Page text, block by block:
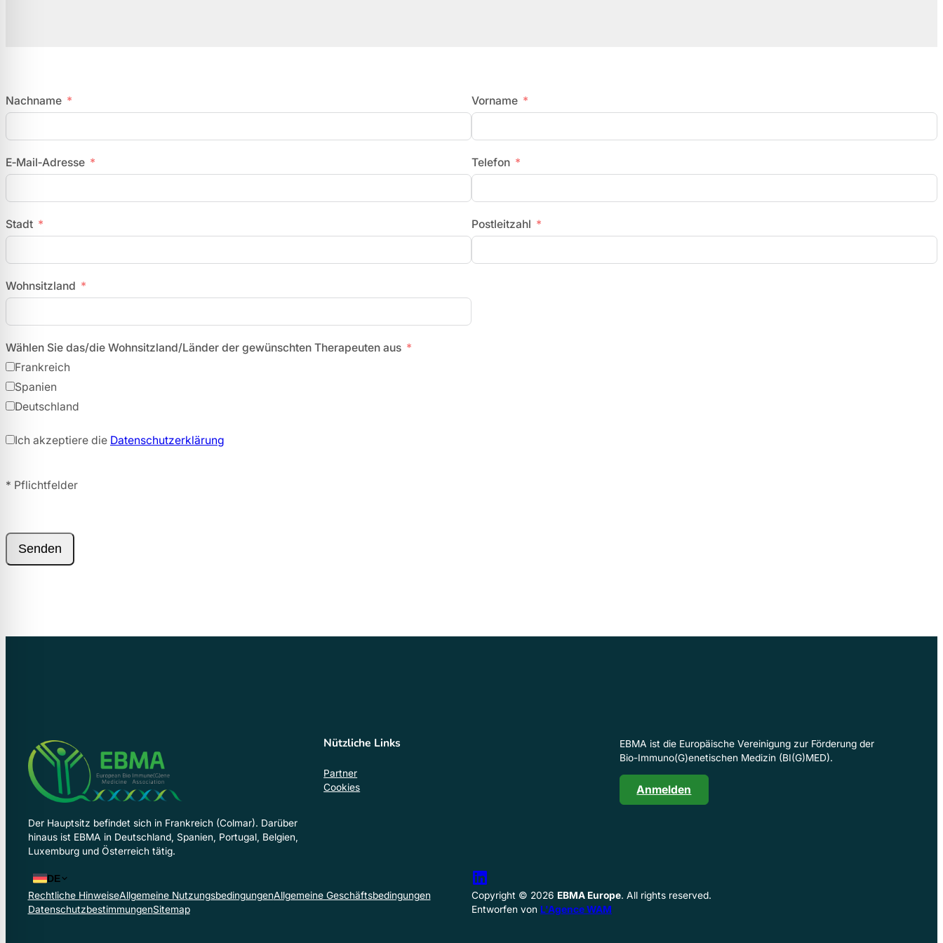
Nachname Vorname
E‑Mail‑Adresse Telefon
Stadt
Wohnsitzland
Postleitzahl
Wählen Sie das/die Wohnsitzland/Länder der gewünschten Therapeuten aus
Frankreich
Spanien
Deutschland
Ich akzeptiere die Datenschutzerklärung
* Pflichtfelder
Senden
Der Hauptsitz befindet sich in Frankreich (Colmar). Darüber
hinaus ist EBMA in Deutschland, Spanien, Portugal, Belgien,
Luxemburg und Österreich tätig.
Nützliche Links
Partner
Cookies
EBMA ist die Europäische Vereinigung zur Förderung der
Bio-Immuno(G)enetischen Medizin (BI(G)MED).
Anmelden
DE
Rechtliche HinweiseAllgemeine NutzungsbedingungenAllgemeine Geschäftsbedingungen
DatenschutzbestimmungenSitemap
Copyright © 2026 EBMA Europe. All rights reserved.
Entworfen von L'Agence WAM